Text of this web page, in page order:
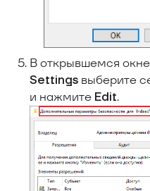
В открывшемся окне
Settings выберите
и нажмите Edit.